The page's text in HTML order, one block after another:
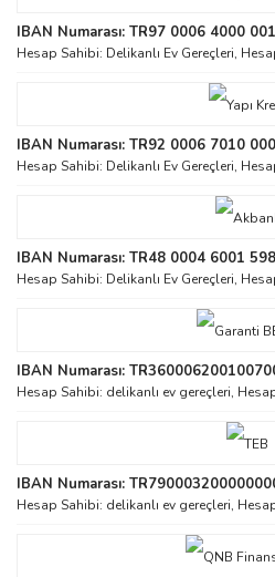
IBAN Numarası: TR97 0006 4000
Hesap Sahibi: Delikanlı Ev Gereçleri,
IBAN Numarası: TR92 0006 7010
Hesap Sahibi: Delikanlı Ev Gereçleri,
IBAN Numarası: TR48 0004 6001
Hesap Sahibi: Delikanlı Ev Gereçleri,
IBAN Numarası:
Hesap Sahibi: delikanlı ev gereçleri,
IBAN Numarası:
Hesap Sahibi: delikanlı ev gereçleri,